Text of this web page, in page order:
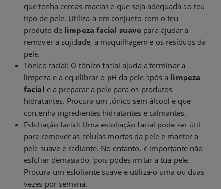
que tenha cerdas macias e que seja adequada ao teu
tipo de pele. Utiliza-a em conjunto com o teu
produto de limpeza facial suave para ajudar a
remover a sujidade, a maquilhagem e os resíduos da
pele.
Tónico facial: O tónico facial ajuda a terminar a
limpeza e a equilibrar o pH da pele após a limpeza
facial e a preparar a pele para os produtos
hidratantes. Procura um tónico sem álcool e que
contenha ingredientes hidratantes e calmantes.
Esfoliação facial: Uma esfoliação facial pode ser útil
para remover as células mortas da pele e manter a
pele suave e radiante. No entanto, é importante não
esfoliar demasiado, pois podes irritar a tua pele.
Procura um esfoliante suave e utiliza-o uma ou duas
vezes por semana.